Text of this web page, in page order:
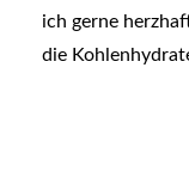
ich gerne
die